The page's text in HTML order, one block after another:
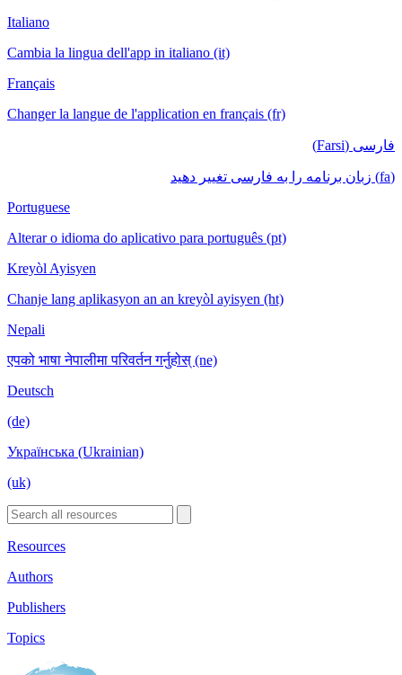
Italiano
Cambia la lingua dell'app in italiano (it)
Français
Changer la langue de l'application en français (fr)
فارسی (Farsi)
(fa) زبان برنامه را به فارسی تغییر دهید
Portuguese
Alterar o idioma do aplicativo para português (pt)
Kreyòl Ayisyen
Chanje lang aplikasyon an an kreyòl ayisyen (ht)
Nepali
एपको भाषा नेपालीमा परिवर्तन गर्नुहोस् (ne)
Deutsch
(de)
Українська (Ukrainian)
(uk)
Resources
Authors
Publishers
Topics